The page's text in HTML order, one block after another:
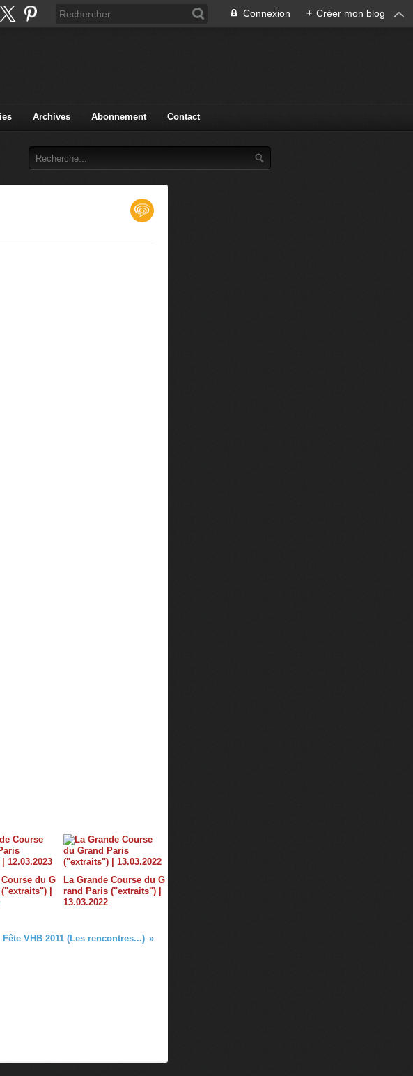
Connexion + Créer mon blog
Archives Abonnement Contact
du G
|
La Grande Course du G
rand Paris ("extraits") |
13.03.2022
Fête VHB 2011 (Les rencontres...)